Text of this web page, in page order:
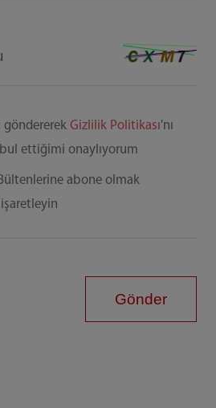
göndererek Gizlilik Politikası'nı
ettiğimi onaylıyorum
abone olmak
Gönder